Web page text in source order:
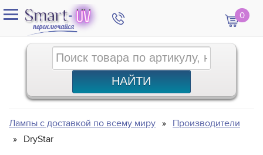
0
Лампы с доставкой по всему миру
Производители
DryStar